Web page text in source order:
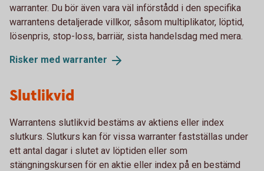
warranter. Du bör även vara väl införstådd i den specifika
warrantens detaljerade villkor, såsom multiplikator, löptid,
lösenpris, stop-loss, barriär, sista handelsdag med mera.
Risker med warranter
Slutlikvid
Warrantens slutlikvid bestäms av aktiens eller index
slutkurs. Slutkurs kan för vissa warranter fastställas under
ett antal dagar i slutet av löptiden eller som
stängningskursen för en aktie eller index på en bestämd